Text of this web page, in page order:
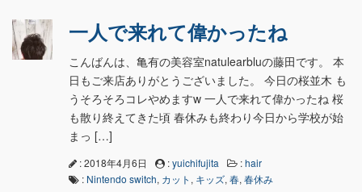
一人で来れて偉かったね
こんばんは、亀有の美容室natulearbluの藤田です。 本
日もご来店ありがとうございました。 今日の桜並木 も
うそろそろコレやめますw 一人で来れて偉かったね 桜
も散り終えてきた頃 春休みも終わり今日から学校が始
まっ […]
: 2018年4月6日 :yuichifujita :hair
: Nintendo switch, カット , キッズ, 春, 春休み